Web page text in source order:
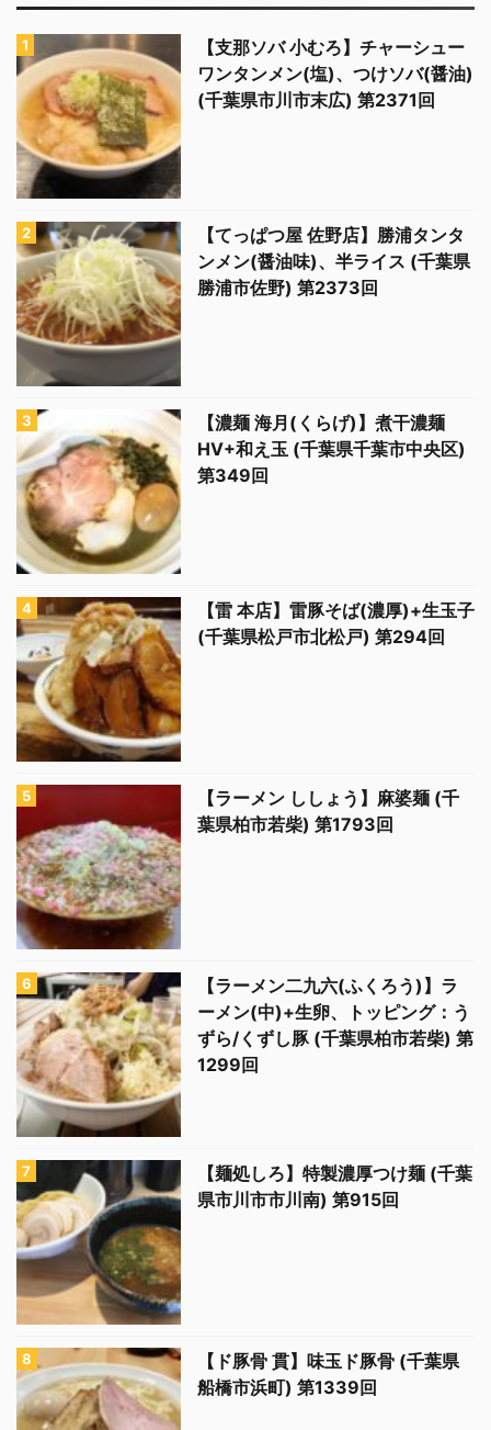
【支那ソバ 小むろ】チャーシュー
ワンタンメン(塩)、つけソバ(醤油)
(千葉県市川市末広) 第2371回
【てっぱつ屋 佐野店】勝浦タンタ
ンメン(醤油味)、半ライス (千葉県
勝浦市佐野) 第2373回
【濃麺 海月(くらげ)】煮干濃麺
HV+和え玉 (千葉県千葉市中央区)
第349回
【雷 本店】雷豚そば(濃厚)+生玉子
(千葉県松戸市北松戸) 第294回
【ラーメン ししょう】麻婆麺 (千
葉県柏市若柴) 第1793回
【ラーメン二九六(ふくろう)】ラ
ーメン(中)+生卵、トッピング：う
ずら/くずし豚 (千葉県柏市若柴) 第
1299回
【麺処しろ】特製濃厚つけ麺 (千葉
県市川市市川南) 第915回
【ド豚骨 貫】味玉ド豚骨 (千葉県
船橋市浜町) 第1339回